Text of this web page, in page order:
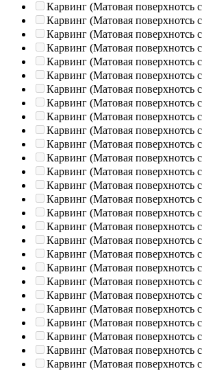
Карвинг (Матовая поверхнотсь
Карвинг (Матовая поверхнотсь
Карвинг (Матовая поверхнотсь
Карвинг (Матовая поверхнотсь
Карвинг (Матовая поверхнотсь
Карвинг (Матовая поверхнотсь
Карвинг (Матовая поверхнотсь
Карвинг (Матовая поверхнотсь
Карвинг (Матовая поверхнотсь
Карвинг (Матовая поверхнотсь
Карвинг (Матовая поверхнотсь
Карвинг (Матовая поверхнотсь
Карвинг (Матовая поверхнотсь
Карвинг (Матовая поверхнотсь
Карвинг (Матовая поверхнотсь
Карвинг (Матовая поверхнотсь
Карвинг (Матовая поверхнотсь
Карвинг (Матовая поверхнотсь
Карвинг (Матовая поверхнотсь
Карвинг (Матовая поверхнотсь
Карвинг (Матовая поверхнотсь
Карвинг (Матовая поверхнотсь
Карвинг (Матовая поверхнотсь
Карвинг (Матовая поверхнотсь
Карвинг (Матовая поверхнотсь
Карвинг (Матовая поверхнотсь
Карвинг (Матовая поверхнотсь